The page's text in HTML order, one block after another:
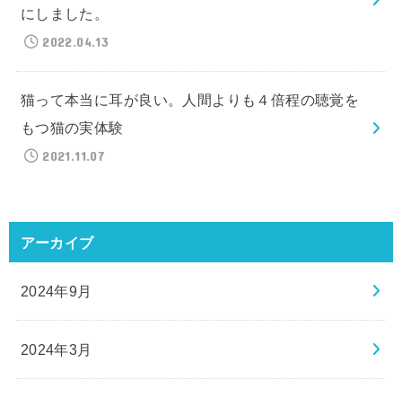
にしました。
2022.04.13
猫って本当に耳が良い。人間よりも４倍程の聴覚を
もつ猫の実体験
2021.11.07
アーカイブ
2024年9月
2024年3月